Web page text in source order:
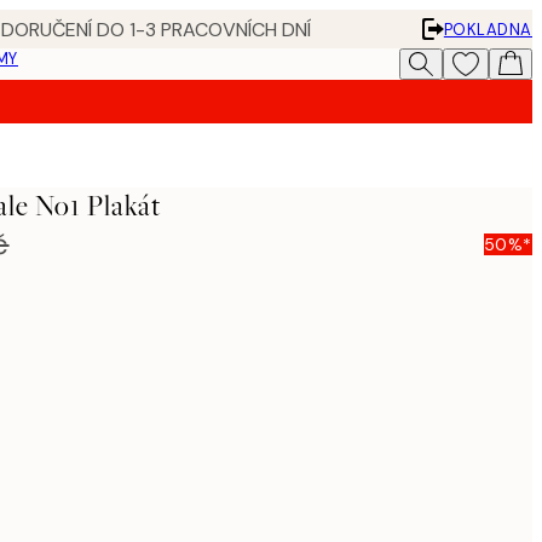
DO 1-3 PRACOVNÍCH DNÍ
POKLADNA
No1 Plakát
50%*